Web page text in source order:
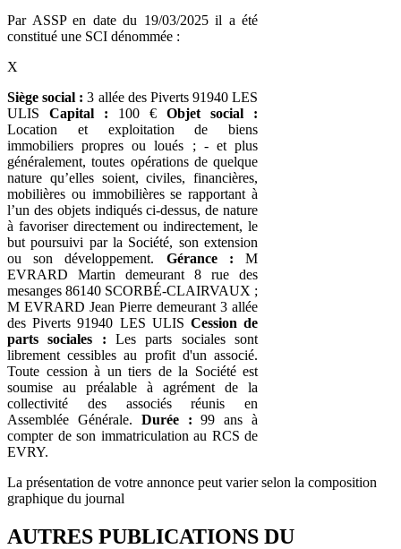
Par ASSP en date du 19/03/2025 il a été
constitué une SCI dénommée :
X
Siège social : 3 allée des Piverts 91940 LES
ULIS Capital : 100 € Objet social :
Location et exploitation de biens
immobiliers propres ou loués ; - et plus
généralement, toutes opérations de quelque
nature qu’elles soient, civiles, financières,
mobilières ou immobilières se rapportant à
l’un des objets indiqués ci-dessus, de nature
à favoriser directement ou indirectement, le
but poursuivi par la Société, son extension
ou son développement. Gérance : M
EVRARD Martin demeurant 8 rue des
mesanges 86140 SCORBÉ-CLAIRVAUX ;
M EVRARD Jean Pierre demeurant 3 allée
des Piverts 91940 LES ULIS Cession de
parts sociales : Les parts sociales sont
librement cessibles au profit d'un associé.
Toute cession à un tiers de la Société est
soumise au préalable à agrément de la
collectivité des associés réunis en
Assemblée Générale. Durée : 99 ans à
compter de son immatriculation au RCS de
EVRY.
La présentation de votre annonce peut varier selon la composition
graphique du journal
AUTRES PUBLICATIONS DU